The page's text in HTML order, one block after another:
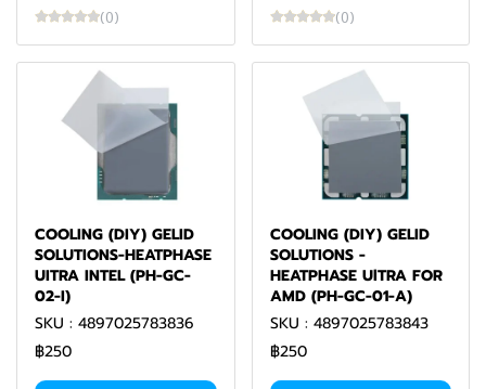
(0) (0)
COOLING (DIY) GELID
SOLUTIONS-HEATPHASE
UITRA INTEL (PH-GC-
02-I)
SKU : 4897025783836
฿250
COOLING (DIY) GELID
SOLUTIONS -
HEATPHASE UlTRA FOR
AMD (PH-GC-01-A)
SKU : 4897025783843
฿250